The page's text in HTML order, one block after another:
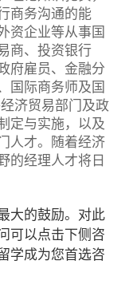
商务沟通的能
资企业等从事国
商、投资银行
府雇员、金融分
国际商务师及国
济贸易部门及政
定与实施，以及
人才。随着经济
的经理人才将日
大的鼓励。对此
可以点击下侧咨
学成为您首选咨